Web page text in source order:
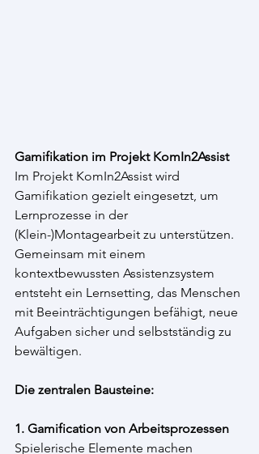
Gamifikation im Projekt KomIn2Assist
Im Projekt KomIn2Assist wird
Gamifikation gezielt eingesetzt, um
Lernprozesse in der
(Klein-)Montagearbeit zu unterstützen.
Gemeinsam mit einem
kontextbewussten Assistenzsystem
entsteht ein Lernsetting, das Menschen
mit Beeinträchtigungen befähigt, neue
Aufgaben sicher und selbstständig zu
bewältigen.
Die zentralen Bausteine:
1. Gamification von Arbeitsprozessen
Spielerische Elemente machen